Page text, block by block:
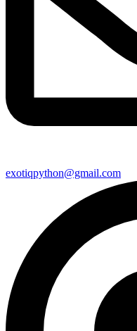
exotiqpython@gmail.com